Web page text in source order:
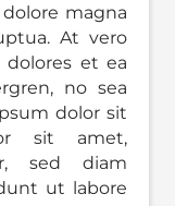
magna
At vero
et ea
no sea
dolor sit
sit amet,
sed diam
ut labore